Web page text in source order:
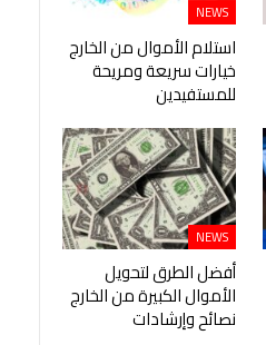
NEWS
استلام الأموال من الخارج
خيارات سريعة ومريحة
للمستفيدين
NEWS
أفضل الطرق لتحويل
الأموال الكبيرة من الخارج
نصائح وإرشادات